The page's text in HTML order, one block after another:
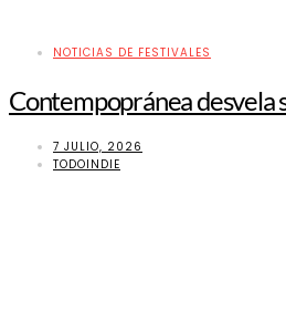
NOTICIAS DE FESTIVALES
Contempopránea desvela
7 JULIO, 2026
TODOINDIE